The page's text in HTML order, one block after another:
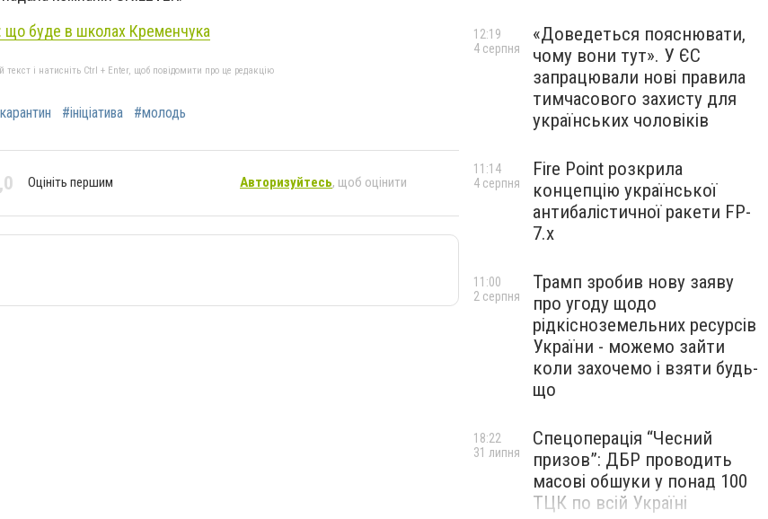
що буде в школах Кременчука
і натисніть Ctrl + Enter, щоб повідомити про це редакцію
#ініціатива #молодь
Оцініть першим Авторизуйтесь, щоб оцінити
«Доведеться пояснювати,
чому вони тут». У ЄС
запрацювали нові правила
тимчасового захисту для
українських чоловіків
12:19
4 серпня
Fire Point розкрила
концепцію української
антибалістичної ракети FP-
7.x
11:14
4 серпня
Трамп зробив нову заяву
про угоду щодо
рідкісноземельних ресурсів
України - можемо зайти
коли захочемо і взяти будь-
що
11:00
2 серпня
Спецоперація “Чесний
призов”: ДБР проводить
масові обшуки у понад 100
ТЦК по всій Україні
18:22
31 липня